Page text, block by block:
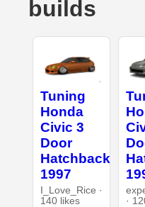
builds
Tuning
Honda
Civic 3
Door
Hatchback
1997
I_Love_Rice ·
140 likes
·